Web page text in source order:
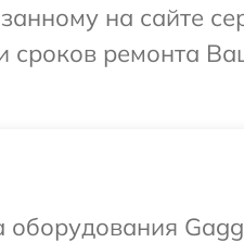
на сайте
ремонта